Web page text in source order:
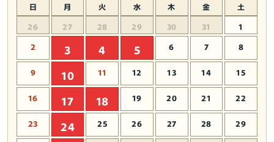
モ
デ
ル)
数
量
を
減
ら
ル)
量
増
日 月 火 水 木 金 土
26 27 28 29 30 31
1
2
3 4 5 6 7 8
9 10 11 12 13 14 15
16 17 18 19 20 21 22
23 24 25 26 27 28 29